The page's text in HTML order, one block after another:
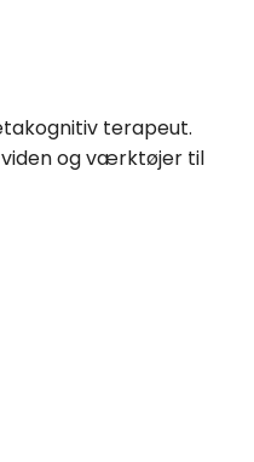
terapeut.
og værktøjer til